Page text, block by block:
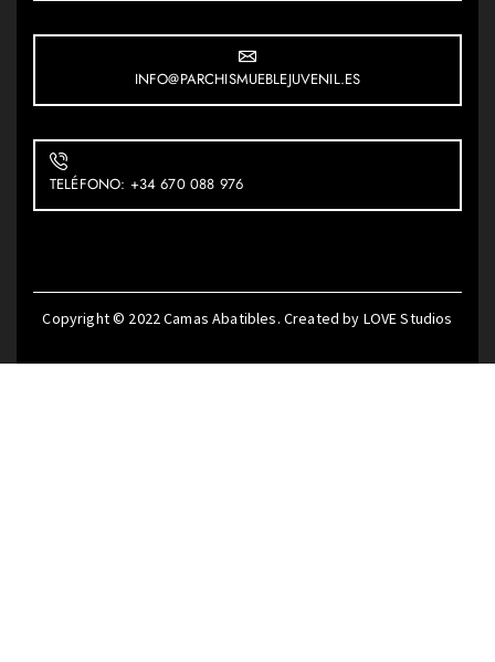
INFO@PARCHISMUEBLEJUVENIL.ES
TELÉFONO: +34 670 088 976
Copyright © 2022Camas Abatibles. Created by LOVE Studios